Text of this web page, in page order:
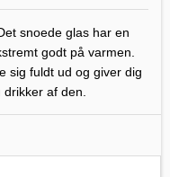
snoede glas har en
godt på varmen.
sig fuldt ud og giver dig
af den.